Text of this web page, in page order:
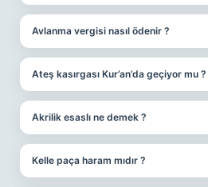
Avlanma vergisi nasıl ödenir ?
Ateş kasırgası Kur’an’da geçiyor mu ?
Akrilik esaslı ne demek ?
Kelle paça haram mıdır ?